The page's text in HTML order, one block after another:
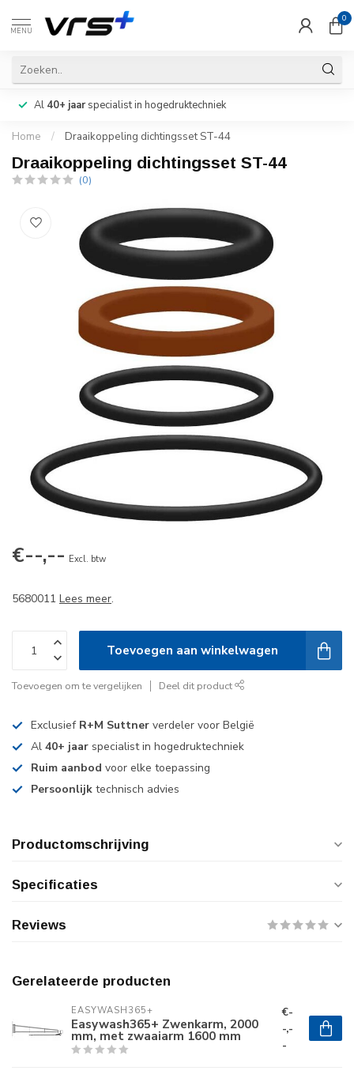
MENU
0
Al 40+ jaarspecialist in hogedruktechniek
Home / Draaikoppeling dichtingsset ST-44
Draaikoppeling dichtingsset ST-44
(0)
€--,-- Excl. btw
5680011 Lees meer.
Toevoegen aan winkelwagen
Toevoegen om te vergelijken Deel dit product
Exclusief R+M Suttner verdeler voor België
Al 40+ jaar specialist in hogedruktechniek
Ruim aanbod voor elke toepassing
Persoonlijk technisch advies
Productomschrijving
Specificaties
Reviews
Gerelateerde producten
EASYWASH365+
Easywash365+ Zwenkarm, 2000
mm, met zwaaiarm 1600 mm
€-
-,-
-